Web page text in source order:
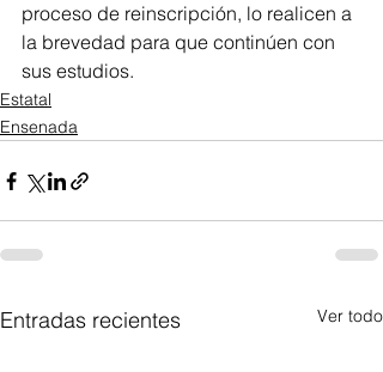
proceso de reinscripción, lo realicen a
la brevedad para que continúen con
sus estudios.
Estatal
Ensenada
Entradas recientes Ver todo